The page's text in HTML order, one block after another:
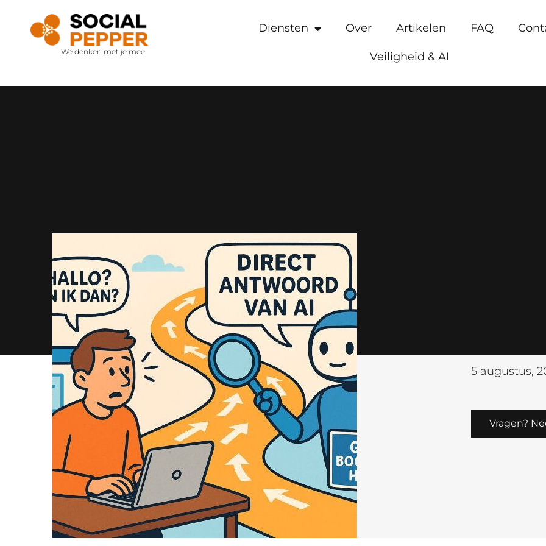
We denken met je mee
Diensten Over Artikelen FAQ
Veiligheid & AI
5 augustus,
Vragen?